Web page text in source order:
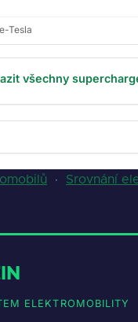
Tesla
všechny
· Srovnání
ELEKTROMOBILITY